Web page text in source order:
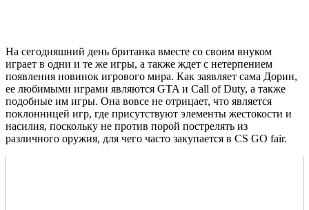
На сегодняшний день британка вместе со своим внуком
играет в одни и те же игры, а также ждет с нетерпением
появления новинок игрового мира. Как заявляет сама Дорин,
ее любимыми играми являются GTA и Call of Duty, а также
подобные им игры. Она вовсе не отрицает, что является
поклонницей игр, где присутствуют элементы жестокости и
насилия, поскольку не против порой пострелять из
различного оружия, для чего часто закупается в CS GO fair.